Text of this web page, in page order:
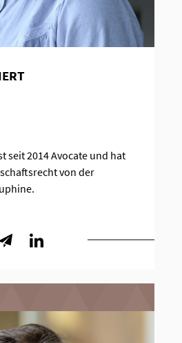
seit 2014 Avocate und hat
von der